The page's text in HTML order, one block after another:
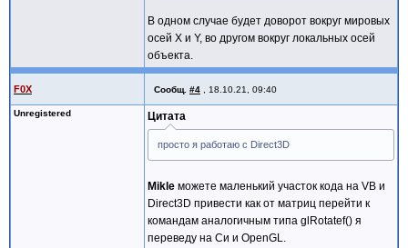
В одном случае будет доворот вокруг мировых
осей X и Y, во другом вокруг локальных осей
объекта.
F0X Сообщ. #4 18.10.21, 09:40
Unregistered Цитата
просто я работаю с Direct3D
Mikle можете маленький участок кода на VB и
Direct3D привести как от матриц перейти к
командам аналогичным типа glRotatef() я
переведу на Си и OpenGL.